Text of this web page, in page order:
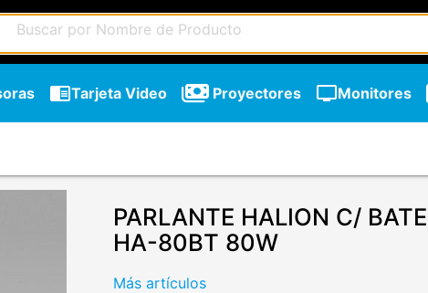
chrome_reader_modeTarjeta Video Proyectores tvMonitores
PARLANTE HALION C/
HA-80BT 80W
Más artículos